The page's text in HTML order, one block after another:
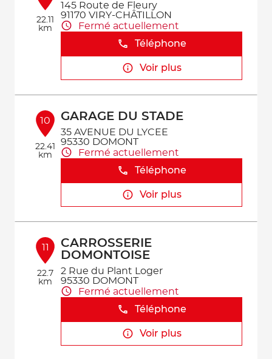
22.11
km
145 Route de Fleury
91170 VIRY-CHÂTILLON
Fermé actuellement
Téléphone
Voir plus
10
22.41
km
GARAGE DU STADE
35 AVENUE DU LYCEE
95330 DOMONT
Fermé actuellement
Téléphone
Voir plus
11
22.7
km
CARROSSERIE
DOMONTOISE
2 Rue du Plant Loger
95330 DOMONT
Fermé actuellement
Téléphone
Voir plus